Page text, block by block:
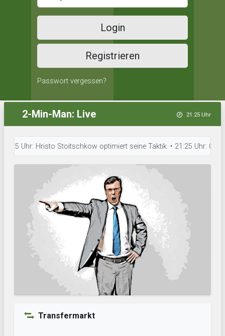
Login
Registrieren
Passwort vergessen?
2-Min-Man: Live 21:25 Uhr
Hristo Stoitschkow optimiert seine Taktik. • 21:25 Uhr: Charly's
Transfermarkt